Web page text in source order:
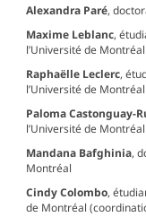
Alexandra Paré,
Maxime Leblanc,
l’Université de
Raphaëlle Leclerc,
l’Université de
Paloma Castonguay-
l’Université de Montréal
Mandana Bafghinia,
Montréal
Cindy Colombo,
de Montréal